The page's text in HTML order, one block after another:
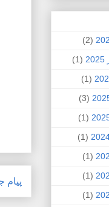
پیام
(2)
(1)
(1)
(3)
(1)
(1)
(1)
(1)
(1)